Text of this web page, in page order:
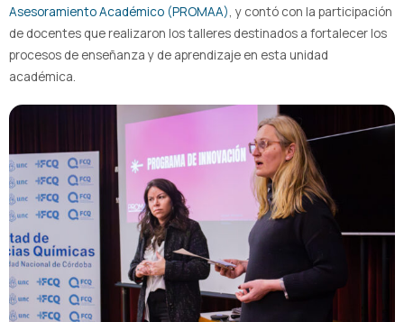
Asesoramiento Académico (PROMAA), y contó con la participación
de docentes que realizaron los talleres destinados a fortalecer los
procesos de enseñanza y de aprendizaje en esta unidad
académica.